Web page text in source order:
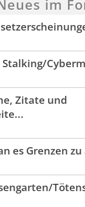
im
Stalking/
Zitate und
es Grenzen